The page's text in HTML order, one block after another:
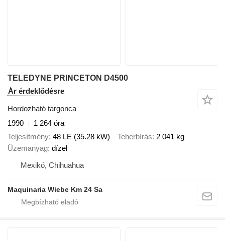
TELEDYNE PRINCETON D4500
Ár érdeklődésre
Hordozható targonca
1990
1 264 óra
Teljesítmény 48 LE (35.28 kW) Teherbírás 2 041 kg
Üzemanyag dízel
Mexikó, Chihuahua
Maquinaria Wiebe Km 24 Sa